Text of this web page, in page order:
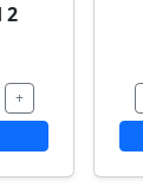
2
+